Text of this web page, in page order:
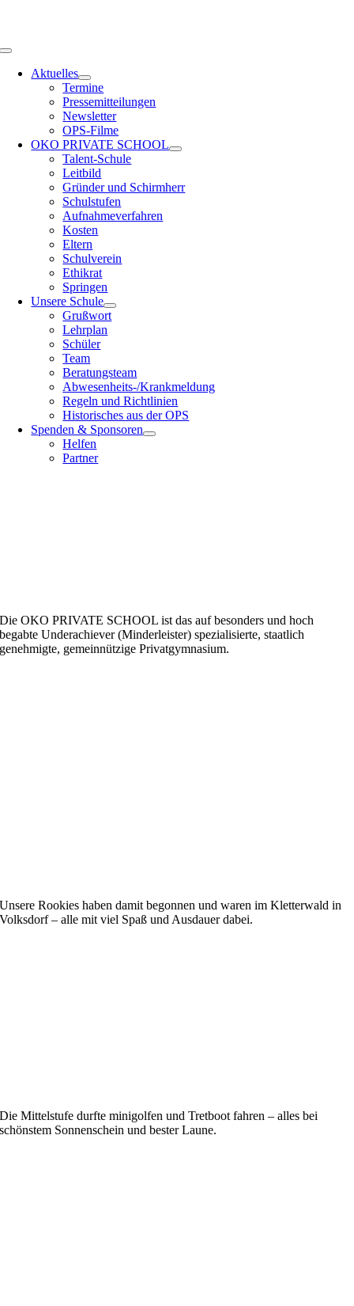
springen
Toggle
NavigationAktuelles
Termine
Pressemitteilungen
Newsletter
OPS-Filme
OKO PRIVATE SCHOOL
Talent-Schule
Leitbild
Gründer und Schirmherr
Schulstufen
Aufnahmeverfahren
Kosten
Eltern
Schulverein
Ethikrat
Springen
Unsere Schule
Grußwort
Lehrplan
Schüler
Team
Beratungsteam
Abwesenheits-/Krankmeldung
Regeln und Richtlinien
Historisches aus der OPS
Spenden & Sponsoren
Helfen
Partner
Die OKO PRIVATE SCHOOL ist das auf besonders und hoch
begabte Underachiever (Minderleister) spezialisierte, staatlich
genehmigte, gemeinnützige Privatgymnasium.
Unsere Rookies haben damit begonnen und waren im Kletterwald in
Volksdorf – alle mit viel Spaß und Ausdauer dabei.
Die Mittelstufe durfte minigolfen und Tretboot fahren – alles bei
schönstem Sonnenschein und bester Laune.